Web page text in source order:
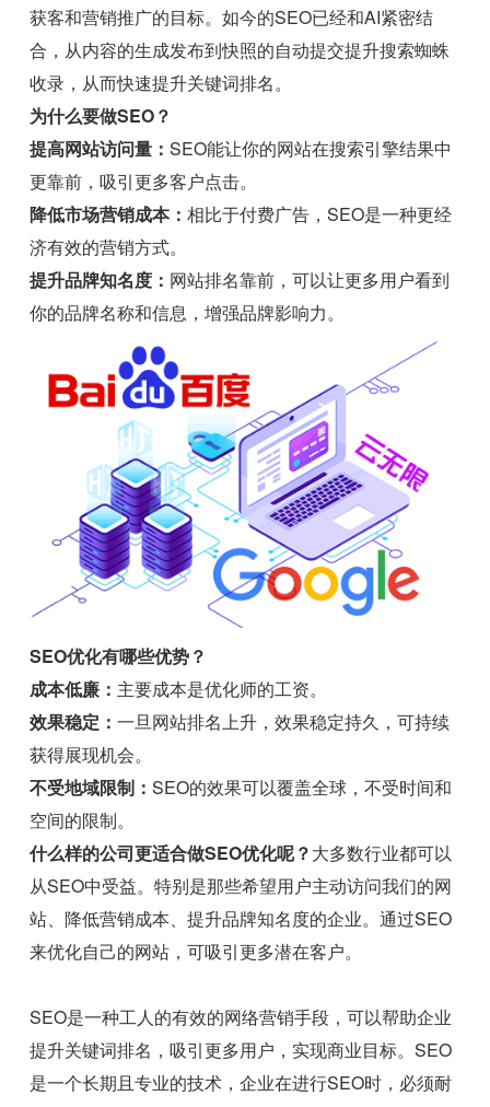
获客和营销推广的目标。如今的SEO已经和AI紧密结
合，从内容的生成发布到快照的自动提交提升搜索蜘蛛
收录，从而快速提升关键词排名。
为什么要做SEO？
提高网站访问量：SEO能让你的网站在搜索引擎结果中
更靠前，吸引更多客户点击。
降低市场营销成本：相比于付费广告，SEO是一种更经
济有效的营销方式。
提升品牌知名度： 网站排名靠前，可以让更多用户看到
你的品牌名称和信息，增强品牌影响力。
SEO优化有哪些优势？
成本低廉： 主要成本是优化师的工资。
效果稳定：一旦网站排名上升，效果稳定持久，可持续
获得展现机会。
不受地域限制：SEO的效果可以覆盖全球，不受时间和
空间的限制。
什么样的公司更适合做SEO优化呢？大多数行业都可以
从SEO中受益。特别是那些希望用户主动访问我们的网
站、降低营销成本、提升品牌知名度的企业。通过SEO
来优化自己的网站，可吸引更多潜在客户。
SEO是一种工人的有效的网络营销手段，可以帮助企业
提升关键词排名，吸引更多用户，实现商业目标。SEO
是一个长期且专业的技术，企业在进行SEO时，必须耐